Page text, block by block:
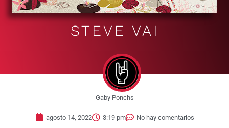
STEVE VAI
Gaby Ponchs
agosto 14, 2022 3:19 pm No hay comentarios